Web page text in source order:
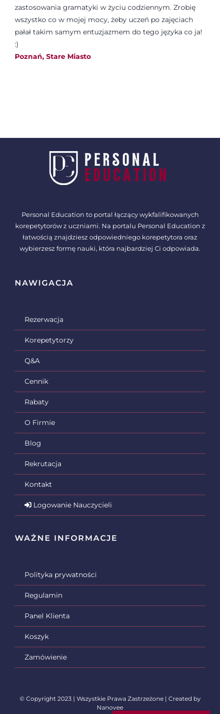
zastosowania gramatyki w życiu codziennym. Zrobię
wszystko co w mojej mocy, żeby uczeń po zajęciach
pałał takim samym entuzjazmem do tego języka co ja!
:)
Poznań, Stare Miasto
Personal Education to portal łączący wykfalifikowanych
korepetytorów z uczniami. Na portalu Personal Education z
łatwością znajdziesz odpowiedniego korepetytora oraz
wybierzesz formę nauki, która najbardziej Ci odpowiada.
NAWIGACJA
Rezerwacja
Korepetytorzy
Q&A
Cennik
Rabaty
O Firmie
Blog
Rekrutacja
Kontakt
Logowanie Nauczycieli
WAŻNE INFORMACJE
Polityka prywatności
Regulamin
Panel Klienta
Koszyk
Zamówienie
© Copyright 2023 | Wszystkie Prawa Zastrzeżone | Created by
Nanovee